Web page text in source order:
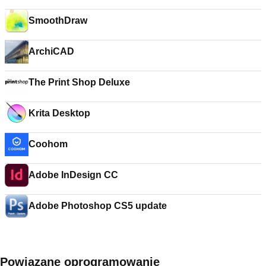
SmoothDraw
ArchiCAD
The Print Shop Deluxe
Krita Desktop
Coohom
Adobe InDesign CC
Adobe Photoshop CS5 update
Powiązane oprogramowanie